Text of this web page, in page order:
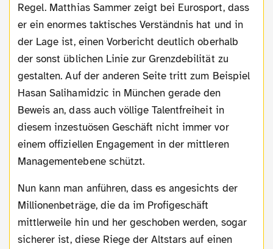
Regel. Matthias Sammer zeigt bei Eurosport, dass
er ein enormes taktisches Verständnis hat und in
der Lage ist, einen Vorbericht deutlich oberhalb
der sonst üblichen Linie zur Grenzdebilität zu
gestalten. Auf der anderen Seite tritt zum Beispiel
Hasan Salihamidzic in München gerade den
Beweis an, dass auch völlige Talentfreiheit in
diesem inzestuösen Geschäft nicht immer vor
einem offiziellen Engagement in der mittleren
Managementebene schützt.
Nun kann man anführen, dass es angesichts der
Millionenbeträge, die da im Profigeschäft
mittlerweile hin und her geschoben werden, sogar
sicherer ist, diese Riege der Altstars auf einen